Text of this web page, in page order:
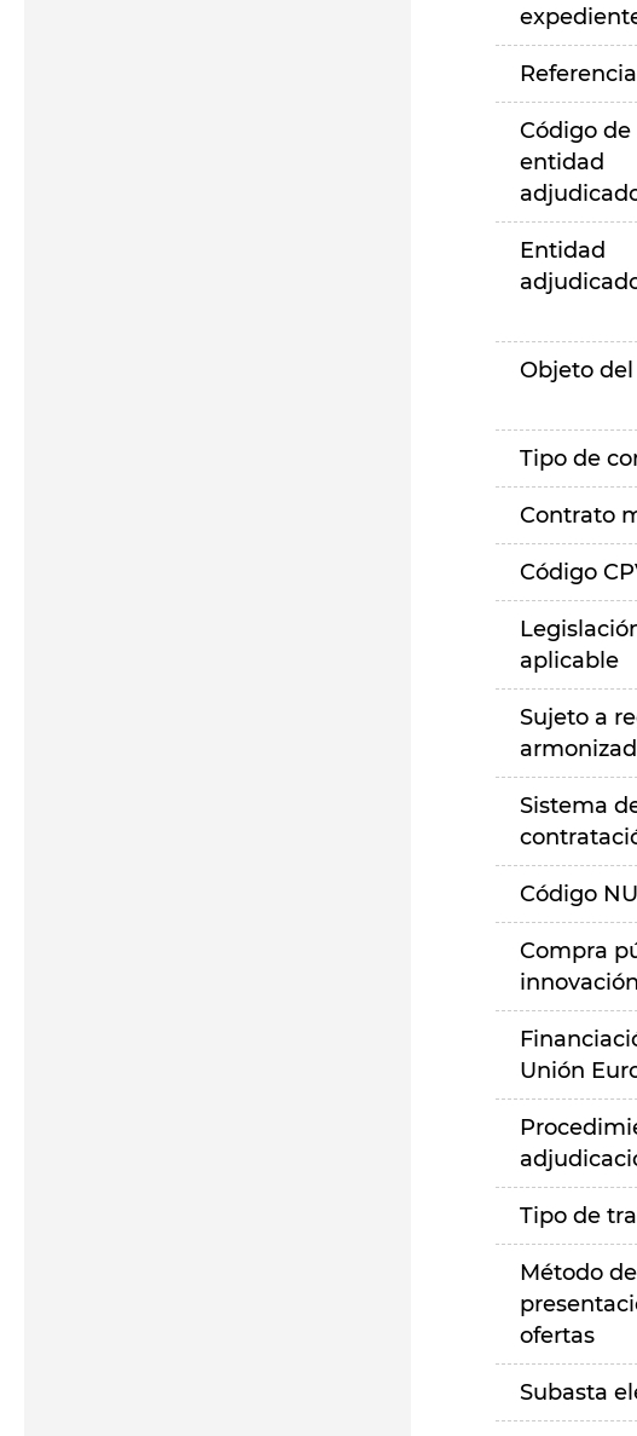
Referencia
Código de
entidad
Entidad
Objeto
Tipo de
Contrato
Código
aplicable
Sujeto a
Sistema
Código
Compra
innovación
Unión
Tipo de
Método de
ofertas
Subasta